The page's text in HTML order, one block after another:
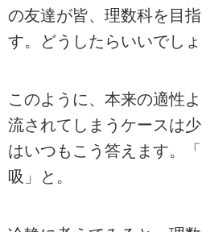
の友達が皆、理数科を目
す。どうしたらいいでしょ
このように、本来の適性
流されてしまうケースは
はいつもこう答えます。
吸」と。